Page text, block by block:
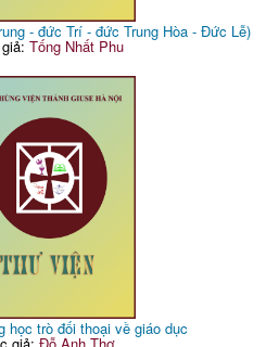
- đức Trí - đức Trung Hòa - Đức Lễ)
Tống Nhất Phu
học trò đối thoại về giáo dục